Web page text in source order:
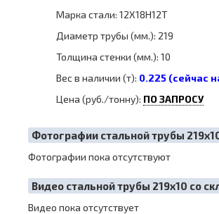
Марка стали: 12Х18Н12Т
Диаметр трубы (мм.): 219
Толщина стенки (мм.): 10
Вес в наличии (т): 0.225 (сейчас
Цена (руб./тонну): ПО ЗАПРОСУ
Фотографии стальной трубы
Фотографии пока отсутствуют
Видео стальной трубы 219х10 со
Видео пока отсутствует